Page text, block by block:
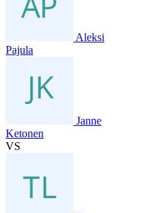
Aleksi
Pajula
Janne
Ketonen
VS